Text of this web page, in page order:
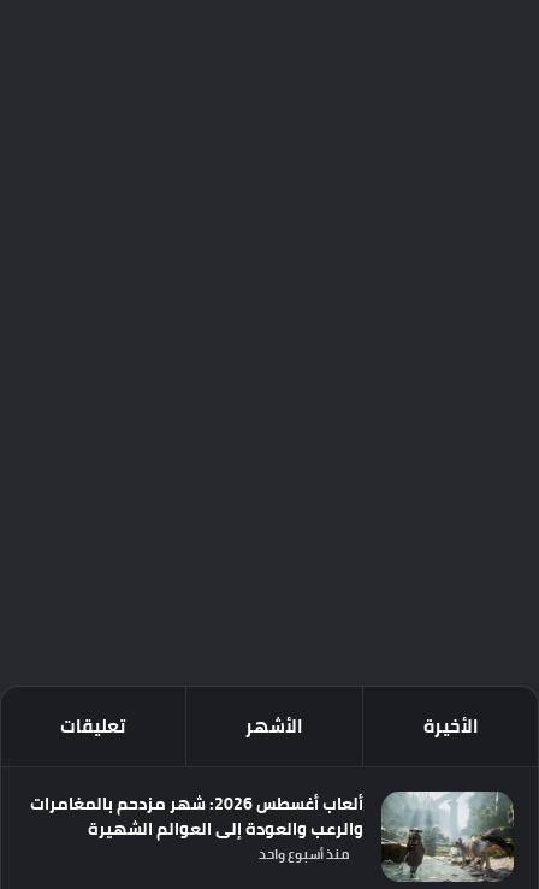
الأخيرة الأشهر تعليقات
ألعاب أغسطس 2026: شهر مزدحم بالمغامرات
والرعب والعودة إلى العوالم الشهيرة
منذ أسبوع واحد